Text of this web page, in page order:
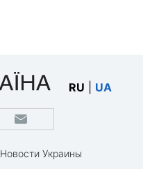
RU UA
Новости Украины